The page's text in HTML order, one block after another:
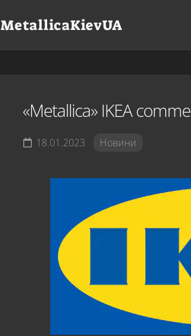
MetallicaKievUA
«Metallica» IKEA
18.01.2023 Новини